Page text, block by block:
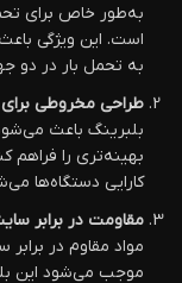
به‌طور خاص برای
است. این ویژگی
به تحمل بار در دو
طراحی مخروطی برای
بلبرینگ باعث
بهینه‌تری را فراهم
کارایی دستگاه‌ها
مقاومت در برابر
مواد مقاوم در
موجب می‌شود این